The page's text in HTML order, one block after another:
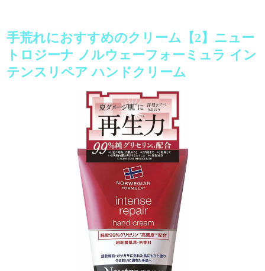
手荒れにおすすめのクリーム【2】ニュー
トロジーナ ノルウェーフォーミュラ イン
テンスリペア ハンドクリーム